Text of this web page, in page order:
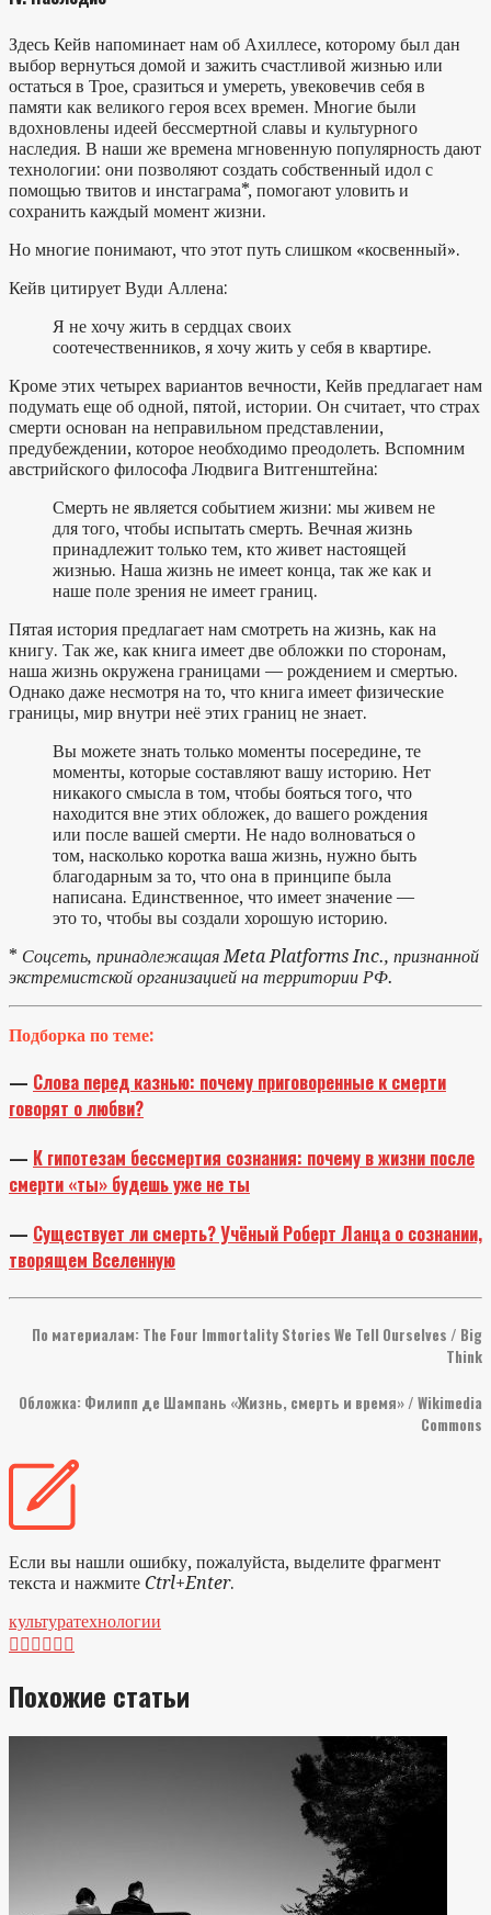
Здесь Кейв напоминает нам об Ахиллесе, которому был дан
выбор вернуться домой и зажить счастливой жизнью или
остаться в Трое, сразиться и умереть, увековечив себя в
памяти как великого героя всех времен. Многие были
вдохновлены идеей бессмертной славы и культурного
наследия. В наши же времена мгновенную популярность дают
технологии: они позволяют создать собственный идол с
помощью твитов и инстаграма*, помогают уловить и
сохранить каждый момент жизни.
Но многие понимают, что этот путь слишком «косвенный».
Кейв цитирует Вуди Аллена:
Я не хочу жить в сердцах своих
соотечественников, я хочу жить у себя в квартире.
Кроме этих четырех вариантов вечности, Кейв предлагает нам
подумать еще об одной, пятой, истории. Он считает, что страх
смерти основан на неправильном представлении,
предубеждении, которое необходимо преодолеть. Вспомним
австрийского философа Людвига Витгенштейна:
Смерть не является событием жизни: мы живем не
для того, чтобы испытать смерть. Вечная жизнь
принадлежит только тем, кто живет настоящей
жизнью. Наша жизнь не имеет конца, так же как и
наше поле зрения не имеет границ.
Пятая история предлагает нам смотреть на жизнь, как на
книгу. Так же, как книга имеет две обложки по сторонам,
наша жизнь окружена границами — рождением и смертью.
Однако даже несмотря на то, что книга имеет физические
границы, мир внутри неё этих границ не знает.
Вы можете знать только моменты посередине, те
моменты, которые составляют вашу историю. Нет
никакого смысла в том, чтобы бояться того, что
находится вне этих обложек, до вашего рождения
или после вашей смерти. Не надо волноваться о
том, насколько коротка ваша жизнь, нужно быть
благодарным за то, что она в принципе была
написана. Единственное, что имеет значение —
это то, чтобы вы создали хорошую историю.
* Соцсеть, принадлежащая Meta Platforms Inc., признанной
экстремистской организацией на территории РФ.
Подборка по теме:
— Слова перед казнью: почему приговоренные к смерти
говорят о любви?
— К гипотезам бессмертия сознания: почему в жизни после
смерти «ты» будешь уже не ты
— Существует ли смерть? Учёный Роберт Ланца о сознании,
творящем Вселенную
По материалам: The Four Immortality Stories We Tell Ourselves / Big
Think
Обложка: Филипп де Шампань «Жизнь, смерть и время» / Wikimedia
Commons
Если вы нашли ошибку, пожалуйста, выделите фрагмент
текста и нажмите Ctrl+Enter.
культуратехнологии

Похожие статьи